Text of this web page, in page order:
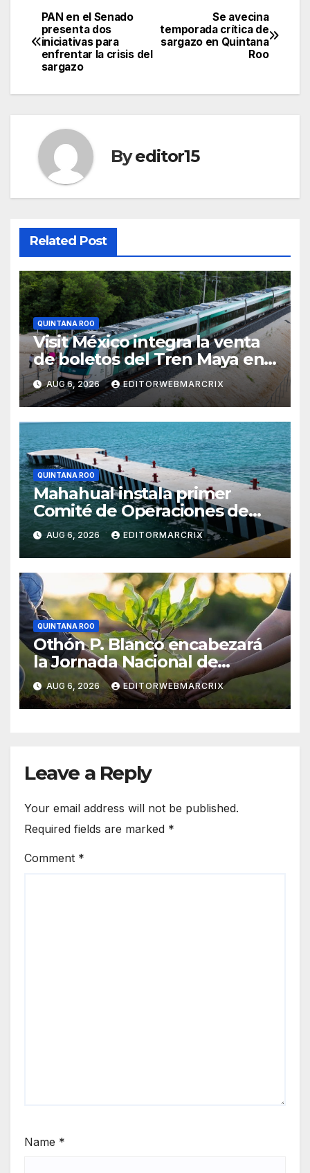
Post
navigation
Se avecina
temporada crítica de
sargazo en Quintana
Roo
PAN en el Senado
presenta dos
iniciativas para
enfrentar la crisis del
sargazo
Byeditor15
Related Post
QUINTANA ROO
Visit México integra la venta
de boletos del Tren Maya en
su plataforma oficial
AUG 6, 2026 EDITORWEBMARCRIX
QUINTANA ROO
Mahahual instala primer
Comité de Operaciones de
muelles pesqueros
AUG 6, 2026 EDITORMARCRIX
QUINTANA ROO
Othón P. Blanco encabezará
la Jornada Nacional de
Reforestación 2026 en
Quintana Roo
AUG 6, 2026 EDITORWEBMARCRIX
Leave a Reply
Your email address will not be published.
Required fields are marked *
Comment *
Name *